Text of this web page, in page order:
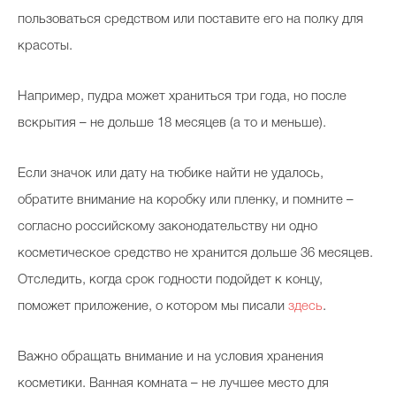
пользоваться средством или поставите его на полку для
красоты.
Например, пудра может храниться три года, но после
вскрытия – не дольше 18 месяцев (а то и меньше).
Если значок или дату на тюбике найти не удалось,
обратите внимание на коробку или пленку, и помните –
согласно российскому законодательству ни одно
косметическое средство не хранится дольше 36 месяцев.
Отследить, когда срок годности подойдет к концу,
поможет приложение, о котором мы писали здесь.
Важно обращать внимание и на условия хранения
косметики. Ванная комната – не лучшее место для